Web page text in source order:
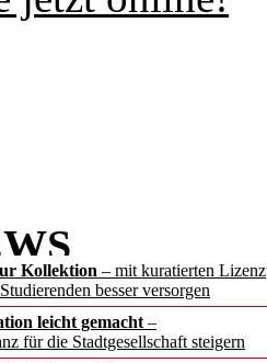
Kollektion – mit kuratierten
besser versorgen
leicht gemacht –
für die Stadtgesellschaft steigern
/ 2022